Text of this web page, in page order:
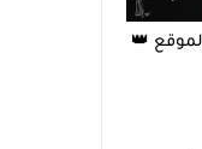
👑